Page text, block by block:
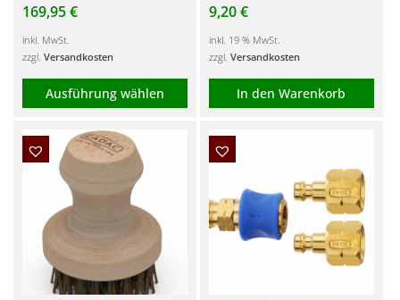
169,95€
inkl. MwSt.
zzgl. Versandkosten
Ausführung wählen
Produkt
weist
mehrere
Varianten
auf.
Optionen
9,20€
inkl. 19 % MwSt.
zzgl. Versandkosten
In den Warenkorb